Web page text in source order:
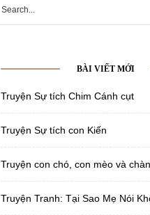
BÀI VIẾT MỚI
Truyện Sự tích Chim Cánh cụt
Truyện Sự tích con Kiến
Truyện con chó, con mèo và
Truyện Tranh: Tại Sao Mẹ Nói